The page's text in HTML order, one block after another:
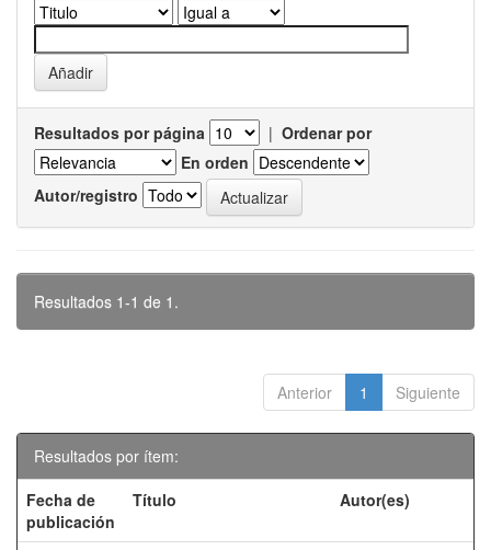
Resultados por página | Ordenar por
En orden
Autor/registro
Resultados 1-1 de 1.
Anterior 1 Siguiente
Resultados por ítem:
Fecha de
publicación
Título Autor(es)